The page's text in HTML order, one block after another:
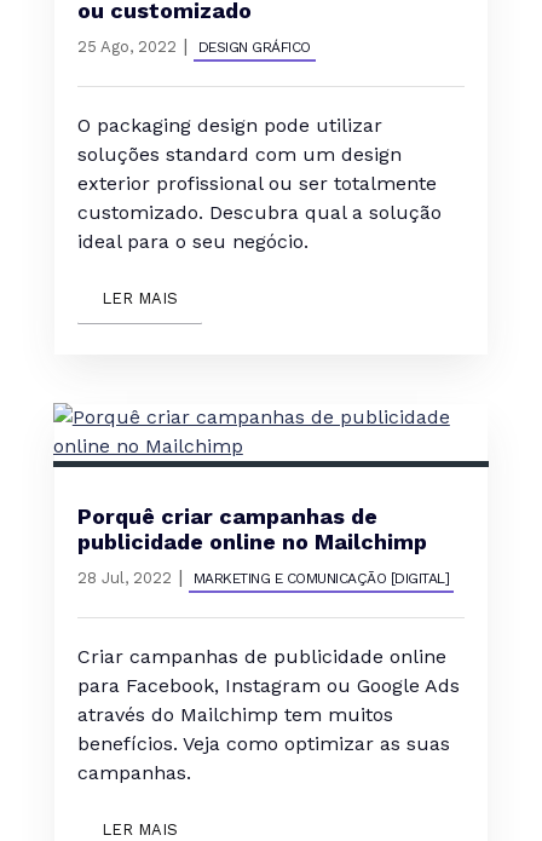
ou customizado
25 Ago, 2022 | DESIGN GRÁFICO
O packaging design pode utilizar
soluções standard com um design
exterior profissional ou ser totalmente
customizado. Descubra qual a solução
ideal para o seu negócio.
LER MAIS
Porquê criar campanhas de
publicidade online no Mailchimp
28 Jul, 2022 | MARKETING E COMUNICAÇÃO [DIGITAL]
Criar campanhas de publicidade online
para Facebook, Instagram ou Google Ads
através do Mailchimp tem muitos
benefícios. Veja como optimizar as suas
campanhas.
LER MAIS